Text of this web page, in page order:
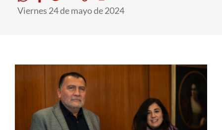
Pregrado
Académicos
Funcionarios
Viernes 24 de mayo de 2024